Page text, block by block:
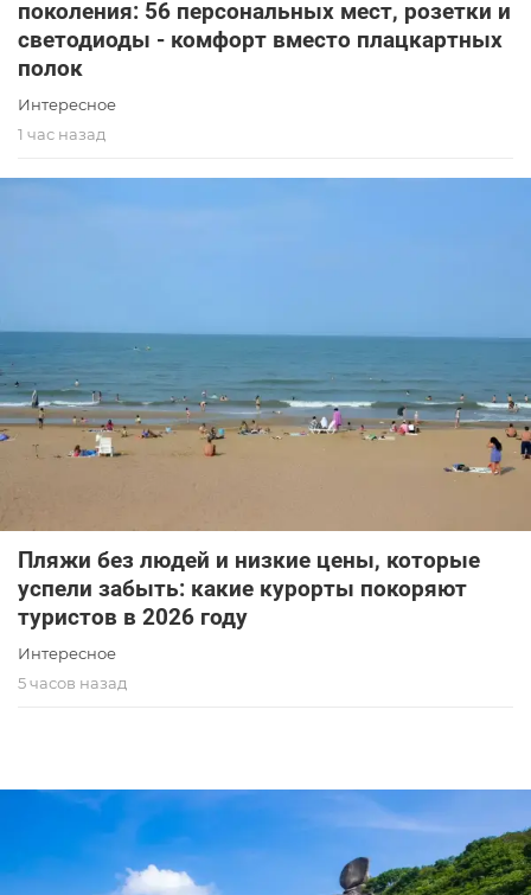
поколения: 56 персональных мест, розетки и
светодиоды - комфорт вместо плацкартных
полок
Интересное
1 час назад
Пляжи без людей и низкие цены, которые
успели забыть: какие курорты покоряют
туристов в 2026 году
Интересное
5 часов назад